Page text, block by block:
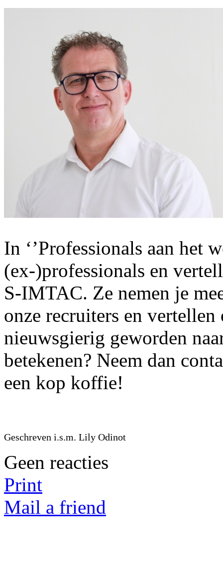
In ‘’Professionals aan het
(ex-)professionals en
S-IMTAC. Ze nemen je
onze recruiters en
nieuwsgierig geworden
betekenen? Neem dan
een kop koffie!
Geschreven i.s.m. Lily Odinot
Geen reacties
Print
Mail a friend